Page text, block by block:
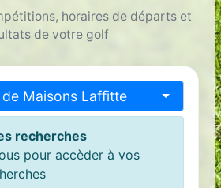
horaires de départs et
de votre golf
Maisons Laffitte
recherches
pour accèder à vos